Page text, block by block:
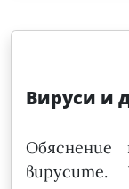
Вируси и
вирусите.